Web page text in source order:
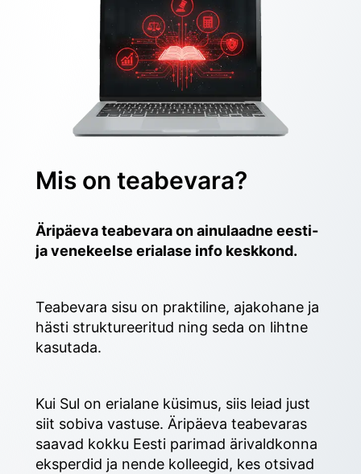
Mis on teabevara?
Äripäeva teabevara on ainulaadne eesti-
ja venekeelse erialase info keskkond.
Teabevara sisu on praktiline, ajakohane ja
hästi struktureeritud ning seda on lihtne
kasutada.
Kui Sul on erialane küsimus, siis leiad just
siit sobiva vastuse. Äripäeva teabevaras
saavad kokku Eesti parimad ärivaldkonna
eksperdid ja nende kolleegid, kes otsivad